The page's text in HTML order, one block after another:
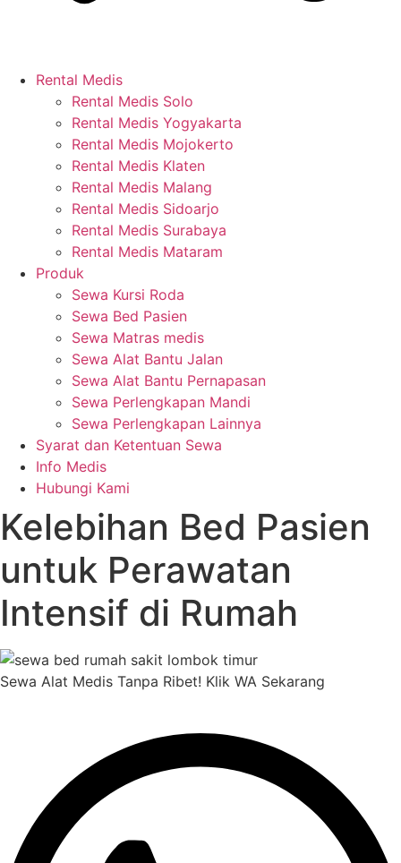
Rental Medis
Rental Medis Solo
Rental Medis Yogyakarta
Rental Medis Mojokerto
Rental Medis Klaten
Rental Medis Malang
Rental Medis Sidoarjo
Rental Medis Surabaya
Rental Medis Mataram
Produk
Sewa Kursi Roda
Sewa Bed Pasien
Sewa Matras medis
Sewa Alat Bantu Jalan
Sewa Alat Bantu Pernapasan
Sewa Perlengkapan Mandi
Sewa Perlengkapan Lainnya
Syarat dan Ketentuan Sewa
Info Medis
Hubungi Kami
Kelebihan Bed Pasien
untuk Perawatan
Intensif di Rumah
Sewa Alat Medis Tanpa Ribet! Klik WA Sekarang